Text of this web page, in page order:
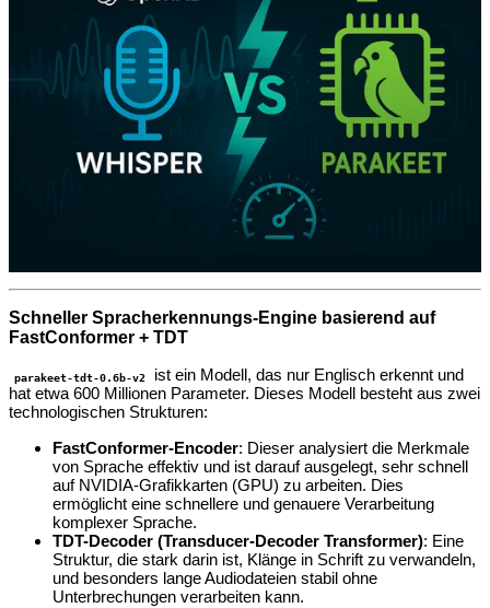
Schneller Spracherkennungs-Engine basierend auf
FastConformer + TDT
parakeet-tdt-0.6b-v2
ist ein Modell, das nur Englisch erkennt und
hat etwa 600 Millionen Parameter. Dieses Modell besteht aus zwei
technologischen Strukturen:
FastConformer-Encoder: Dieser analysiert die Merkmale
von Sprache effektiv und ist darauf ausgelegt, sehr schnell
auf NVIDIA-Grafikkarten (GPU) zu arbeiten. Dies
ermöglicht eine schnellere und genauere Verarbeitung
komplexer Sprache.
TDT-Decoder (Transducer-Decoder Transformer): Eine
Struktur, die stark darin ist, Klänge in Schrift zu verwandeln,
und besonders lange Audiodateien stabil ohne
Unterbrechungen verarbeiten kann.